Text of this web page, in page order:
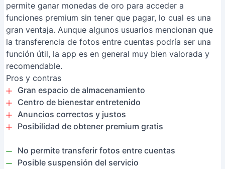
permite ganar monedas de oro para acceder a
funciones premium sin tener que pagar, lo cual es una
gran ventaja. Aunque algunos usuarios mencionan que
la transferencia de fotos entre cuentas podría ser una
función útil, la app es en general muy bien valorada y
recomendable.
Pros y contras
Gran espacio de almacenamiento
Centro de bienestar entretenido
Anuncios correctos y justos
Posibilidad de obtener premium gratis
No permite transferir fotos entre cuentas
Posible suspensión del servicio